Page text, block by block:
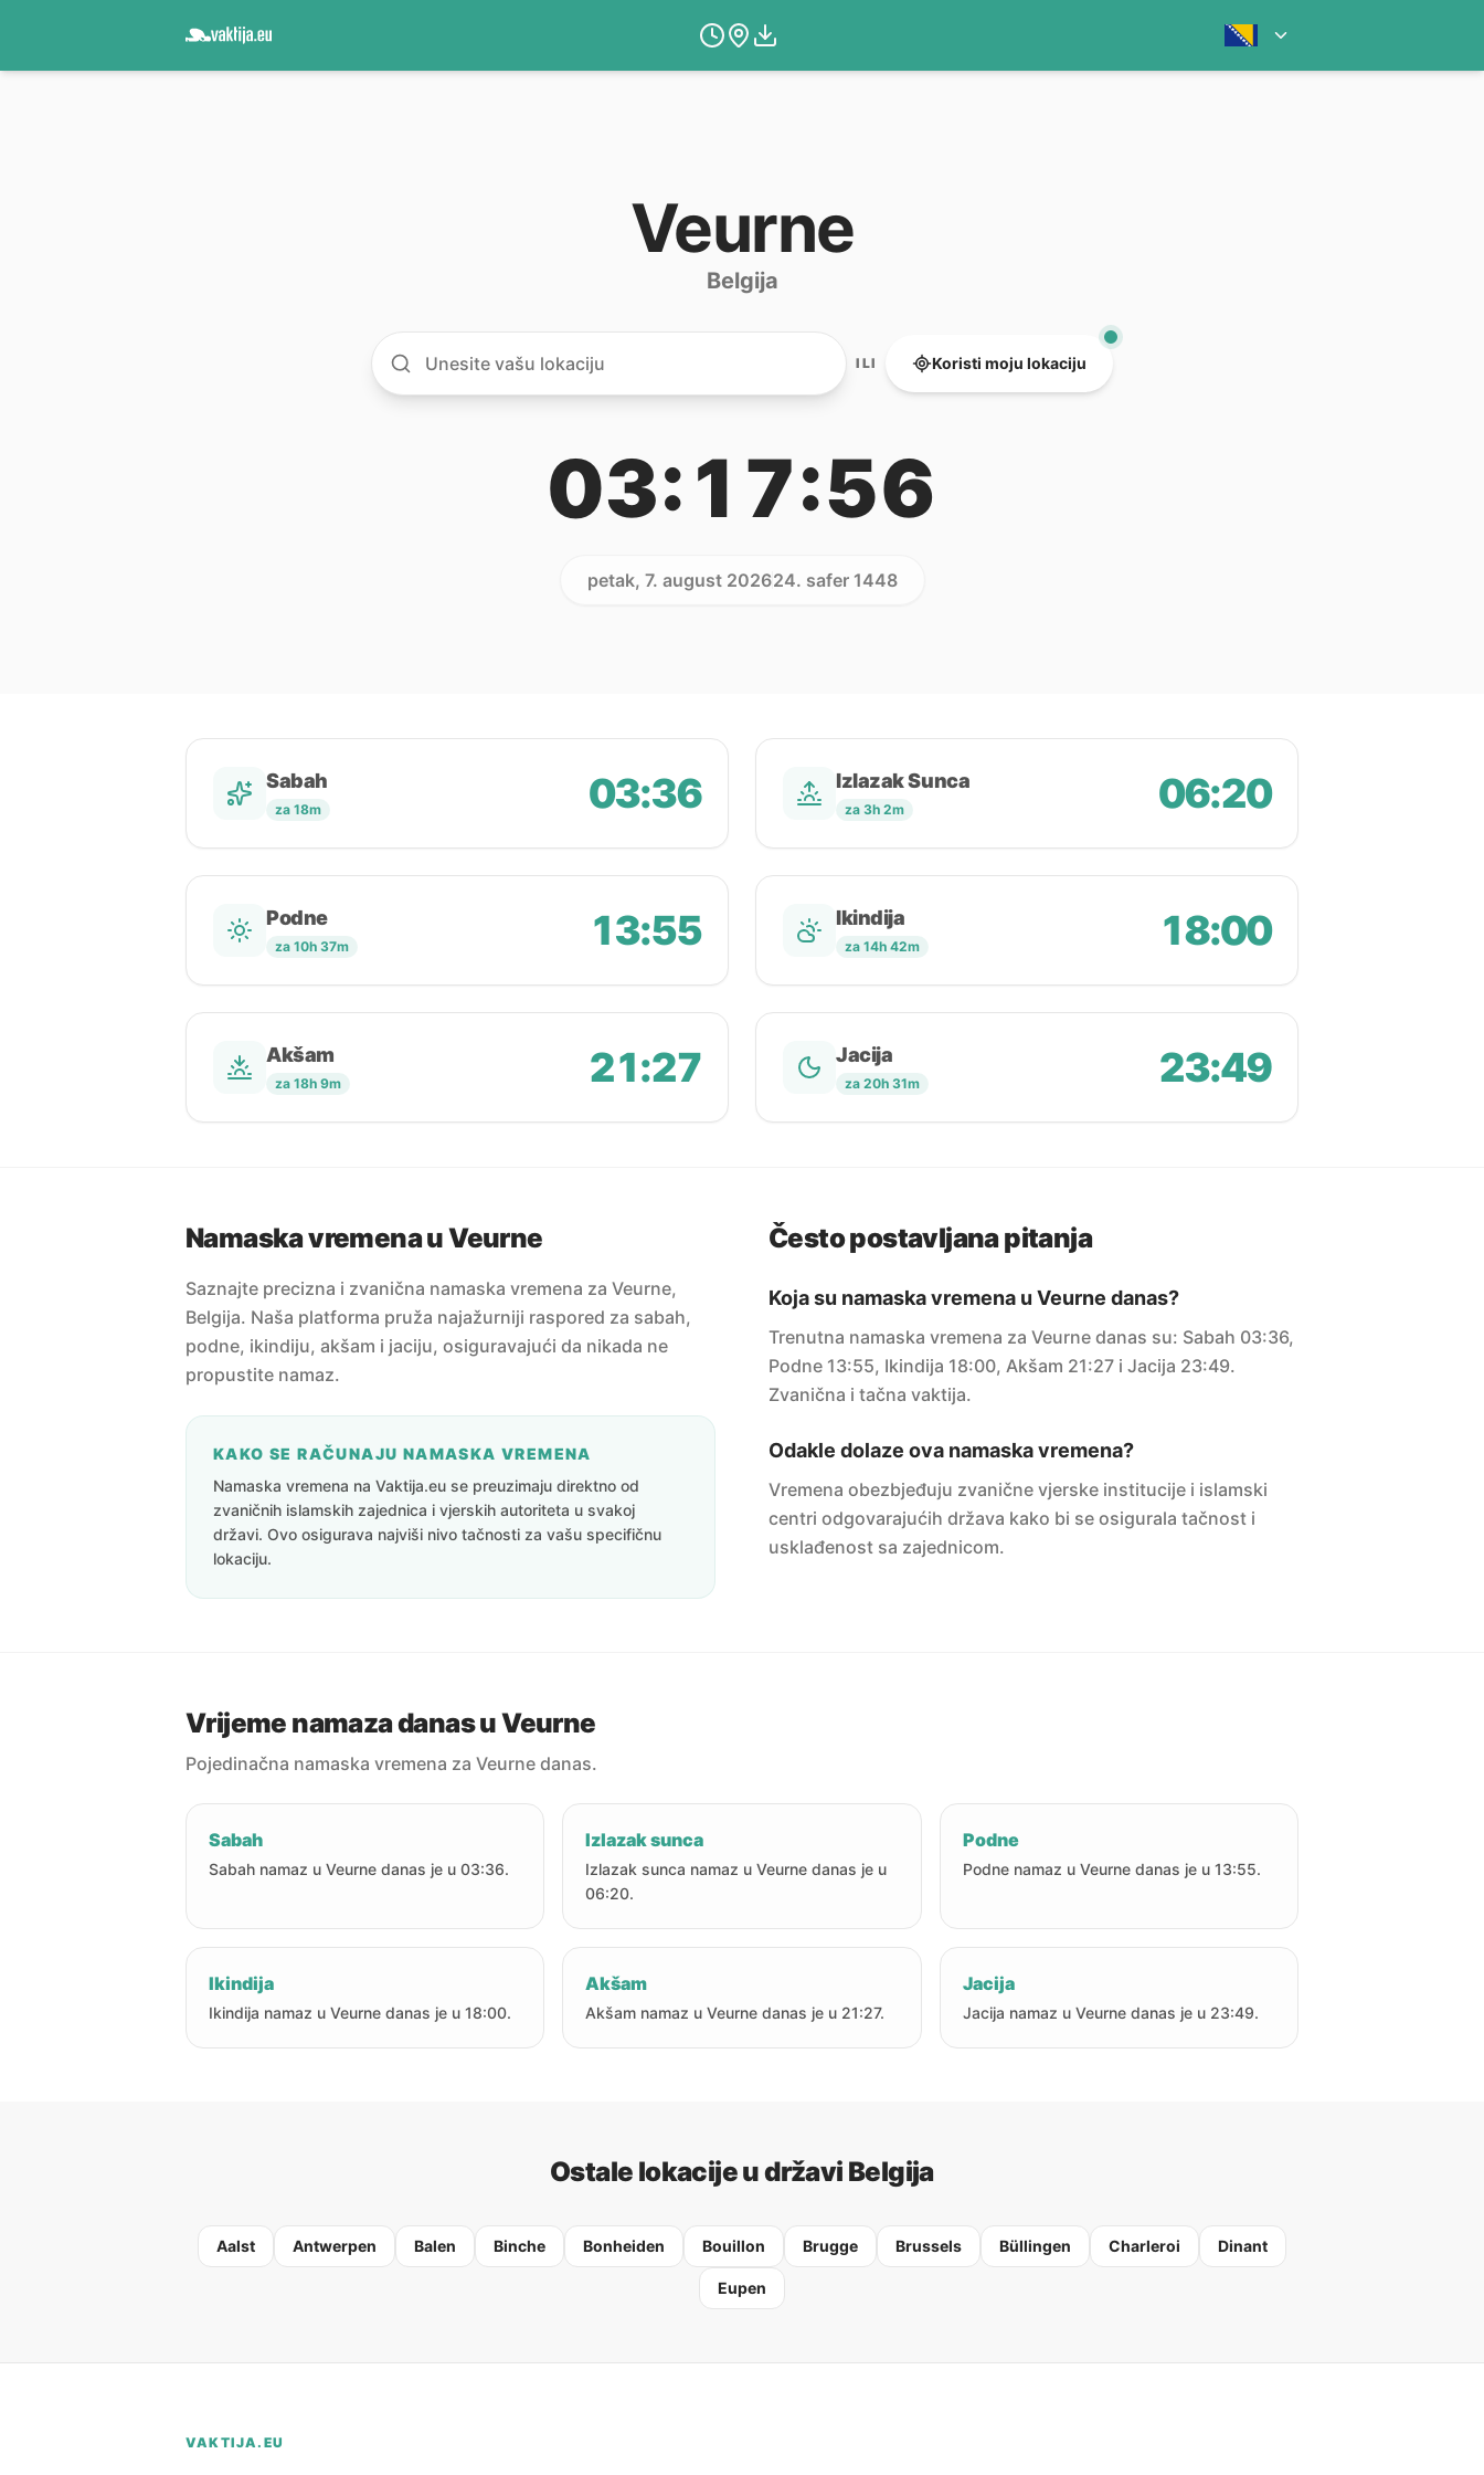
Veurne
Belgija
ILI Koristi moju lokaciju
03:17:56
petak, 7. august 202624. safer 1448
Sabah
za 18m 03:36 Izlazak Sunca
za 3h 2m 06:20
Podne
za 10h 37m 13:55 Ikindija
za 14h 42m 18:00
Akšam
za 18h 9m 21:27 Jacija
za 20h 31m 23:49
Namaska vremena u Veurne
Saznajte precizna i zvanična namaska vremena za Veurne,
Belgija. Naša platforma pruža najažurniji raspored za sabah,
podne, ikindiju, akšam i jaciju, osiguravajući da nikada ne
propustite namaz.
KAKO SE RAČUNAJU NAMASKA VREMENA
Namaska vremena na Vaktija.eu se preuzimaju direktno od
zvaničnih islamskih zajednica i vjerskih autoriteta u svakoj
državi. Ovo osigurava najviši nivo tačnosti za vašu specifičnu
lokaciju.
Često postavljana pitanja
Koja su namaska vremena u Veurne danas?
Trenutna namaska vremena za Veurne danas su: Sabah 03:36,
Podne 13:55, Ikindija 18:00, Akšam 21:27 i Jacija 23:49.
Zvanična i tačna vaktija.
Odakle dolaze ova namaska vremena?
Vremena obezbjeđuju zvanične vjerske institucije i islamski
centri odgovarajućih država kako bi se osigurala tačnost i
usklađenost sa zajednicom.
Vrijeme namaza danas u Veurne
Pojedinačna namaska vremena za Veurne danas.
Sabah
Sabah namaz u Veurne danas je u 03:36.
Izlazak sunca
Izlazak sunca namaz u Veurne danas je u
06:20.
Podne
Podne namaz u Veurne danas je u 13:55.
Ikindija
Ikindija namaz u Veurne danas je u 18:00.
Akšam
Akšam namaz u Veurne danas je u 21:27.
Jacija
Jacija namaz u Veurne danas je u 23:49.
Ostale lokacije u državi Belgija
Aalst Antwerpen Balen Binche Bonheiden Bouillon Brugge Brussels Büllingen Charleroi Dinant
Eupen
VAKTIJA.EU